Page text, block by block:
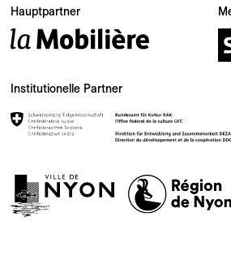
Hauptpartner
Institutionelle Partner
Newsletter — EN
Newsletter — FR
Industry Newsletter — EN
News about the Festival & Professional
Anmelden
Diese Website wird durch reCAPTCHA
Datenschutzerklärung
und die